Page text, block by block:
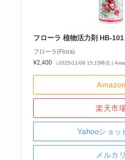
フローラ 植物活力剤 HB-
フローラ(Flora)
¥2,400
（2025/11/09 15:15時点 |
Amazon
楽天市
Yahooショッ
メルカリ